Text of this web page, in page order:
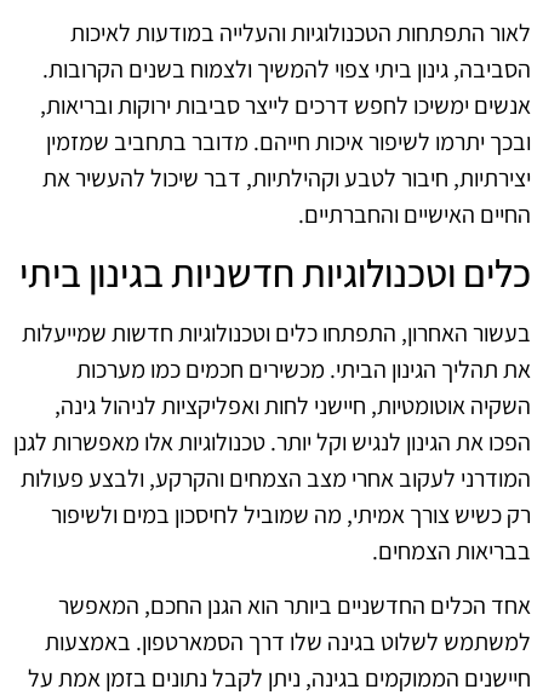
לאור התפתחות הטכנולוגיות והעלייה במודעות לאיכות
הסביבה, גינון ביתי צפוי להמשיך ולצמוח בשנים הקרובות.
אנשים ימשיכו לחפש דרכים לייצר סביבות ירוקות ובריאות,
ובכך יתרמו לשיפור איכות חייהם. מדובר בתחביב שמזמין
יצירתיות, חיבור לטבע וקהילתיות, דבר שיכול להעשיר את
החיים האישיים והחברתיים.
כלים וטכנולוגיות חדשניות בגינון ביתי
בעשור האחרון, התפתחו כלים וטכנולוגיות חדשות שמייעלות
את תהליך הגינון הביתי. מכשירים חכמים כמו מערכות
השקיה אוטומטיות, חיישני לחות ואפליקציות לניהול גינה,
הפכו את הגינון לנגיש וקל יותר. טכנולוגיות אלו מאפשרות לגנן
המודרני לעקוב אחרי מצב הצמחים והקרקע, ולבצע פעולות
רק כשיש צורך אמיתי, מה שמוביל לחיסכון במים ולשיפור
בבריאות הצמחים.
אחד הכלים החדשניים ביותר הוא הגנן החכם, המאפשר
למשתמש לשלוט בגינה שלו דרך הסמארטפון. באמצעות
חיישנים הממוקמים בגינה, ניתן לקבל נתונים בזמן אמת על